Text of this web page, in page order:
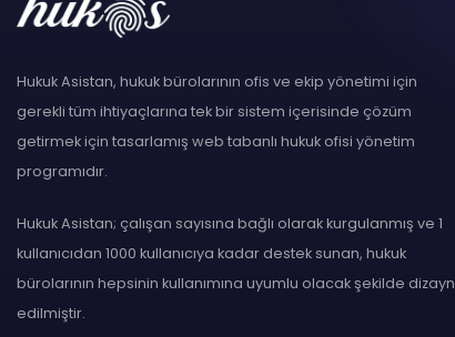
Hukuk Asistan, hukuk bürolarının ofis ve ekip yönetimi için
gerekli tüm ihtiyaçlarına tek bir sistem içerisinde çözüm
getirmek için tasarlamış web tabanlı hukuk ofisi yönetim
programıdır.
Hukuk Asistan; çalışan sayısına bağlı olarak kurgulanmış ve 1
kullanıcıdan 1000 kullanıcıya kadar destek sunan, hukuk
bürolarının hepsinin kullanımına uyumlu olacak şekilde dizayn
edilmiştir.